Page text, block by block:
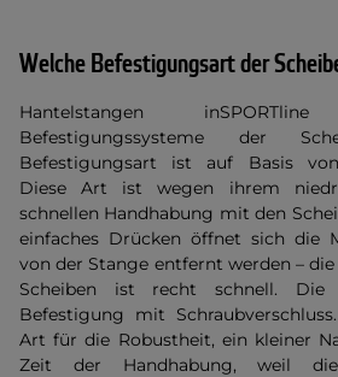
Welche Befestigungsart der
Hantelstangen
Befestigungssysteme der
Befestigungsart ist auf Basis von
Diese Art ist wegen ihrem
schnellen Handhabung mit den
einfaches Drücken öffnet sich die
von der Stange entfernt werden –
Scheiben ist recht schnell.
Befestigung mit
Art für die Robustheit, ein kleiner
Zeit der Handhabung, weil